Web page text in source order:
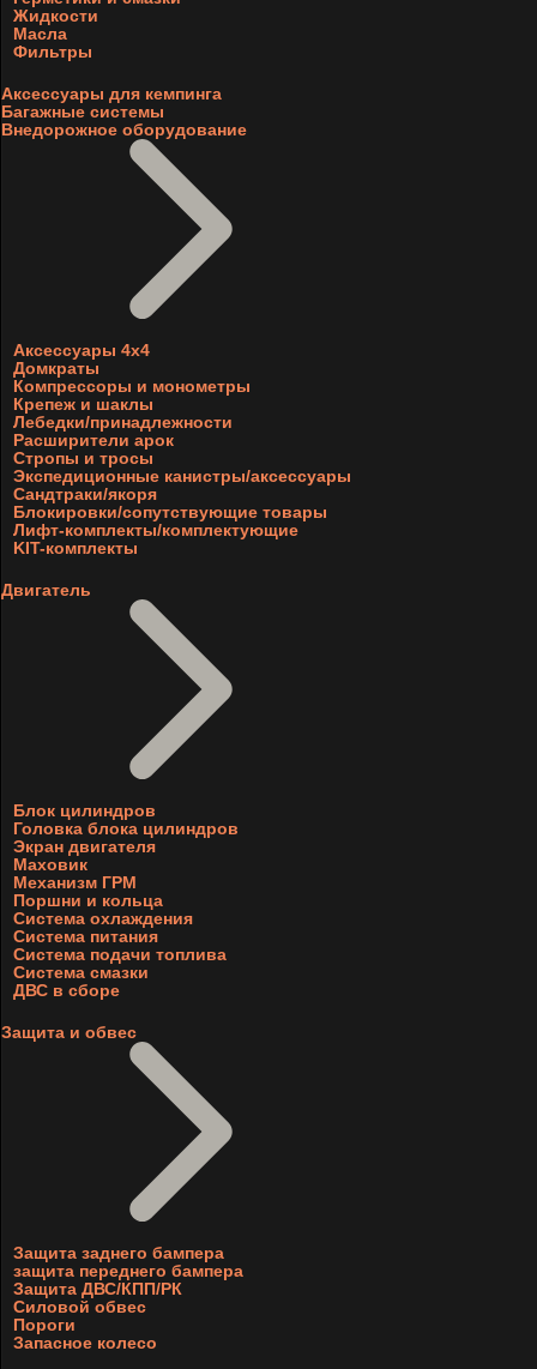
Жидкости
Масла
Фильтры
Аксессуары для кемпинга
Багажные системы
Внедорожное оборудование
Аксессуары 4х4
Домкраты
Компрессоры и монометры
Крепеж и шаклы
Лебедки/принадлежности
Расширители арок
Стропы и тросы
Экспедиционные канистры/аксессуары
Сандтраки/якоря
Блокировки/сопутствующие товары
Лифт-комплекты/комплектующие
KIT-комплекты
Двигатель
Блок цилиндров
Головка блока цилиндров
Экран двигателя
Маховик
Механизм ГРМ
Поршни и кольца
Система охлаждения
Система питания
Система подачи топлива
Система смазки
ДВС в сборе
Защита и обвес
Защита заднего бампера
защита переднего бампера
Защита ДВС/КПП/РК
Силовой обвес
Пороги
Запасное колесо